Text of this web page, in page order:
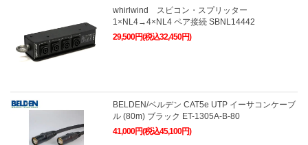
whirlwind スピコン・スプリッター
1×NL4→4×NL4 ペア接続 SBNL14442
29,500円(税込32,450円)
BELDEN/ベルデン CAT5e UTP イーサコンケーブ
ル (80m) ブラック ET-1305A-B-80
41,000円(税込45,100円)